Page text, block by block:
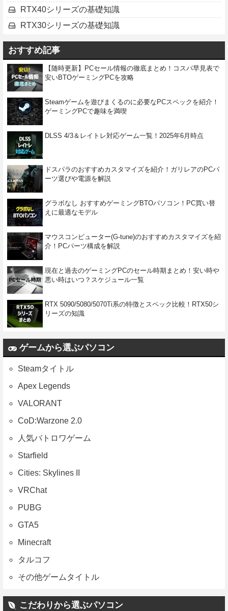
RTX40シリーズの基礎知識
RTX30シリーズの基礎知識
おすすめ記事
【随時更新】PCセール情報の徹底まとめ！コスパ早見表で
安いBTOゲーミングPCを攻略
Steamゲームを遊びまくるのに必要なPCスペックを紹介！
ゲーミングPCで趣味を満喫
DLSS 4/3＆レイトレ対応ゲーム一覧！2025年6月時点
ドスパラのおすすめカスタマイズを紹介！ガリレアのPCパ
ーツ選びや電源を解説
グラボなし おすすめゲーミングBTOパソコン！PC買い替
えに最適なモデル
マウスコンピューター(G-tune)のおすすめカスタマイズを紹
介！PCパーツ構成を解説
現在と過去のゲーミングPCのセール時期まとめ！安い時や
悪い時はいつ？スケジュール一覧
RTX 5090/5080/5070Ti系の特徴とスペック比較！RTX50シ
リーズの知識
ゲームから選ぶパソコン
Steamタイトル
Apex Legends
VALORANT
CoD:Warzone 2.0
人気バトロワゲーム
Starfield
Cities: Skylines II
VRChat
PUBG
GTA5
Minecraft
タルコフ
その他ゲームタイトル
こだわりから選ぶパソコン